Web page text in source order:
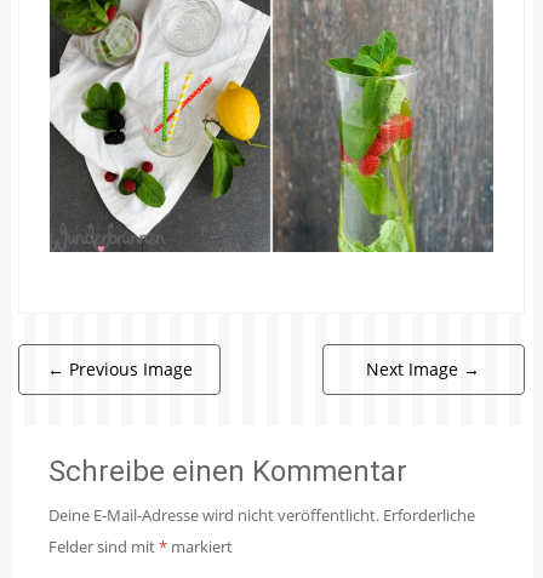
← Previous Image Next Image →
Schreibe einen Kommentar
Deine E-Mail-Adresse wird nicht veröffentlicht. Erforderliche
Felder sind mit* markiert